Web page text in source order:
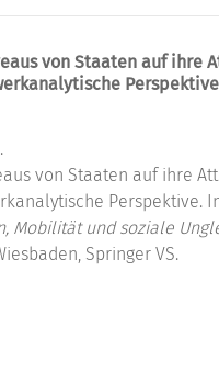
von Staaten auf ihre
von Staaten auf ihre
Perspektive.
Mobilität und soziale
Springer VS.